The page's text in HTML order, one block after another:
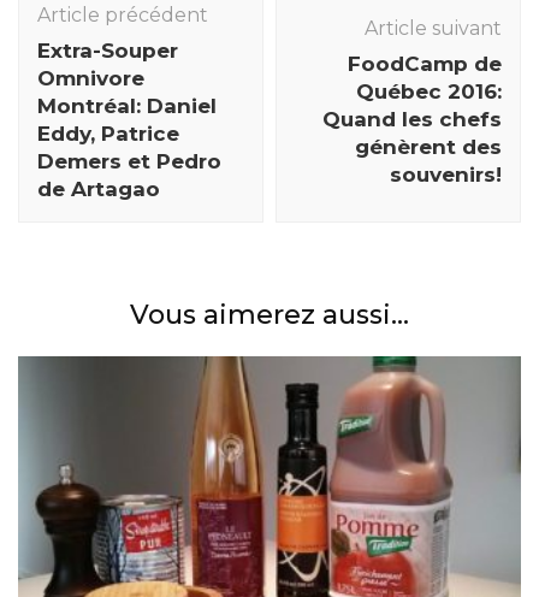
des
articles
Article précédent
Extra-Souper
Omnivore
Montréal: Daniel
Eddy, Patrice
Demers et Pedro
de Artagao
Article suivant
FoodCamp de
Québec 2016:
Quand les chefs
génèrent des
souvenirs!
Vous aimerez aussi...